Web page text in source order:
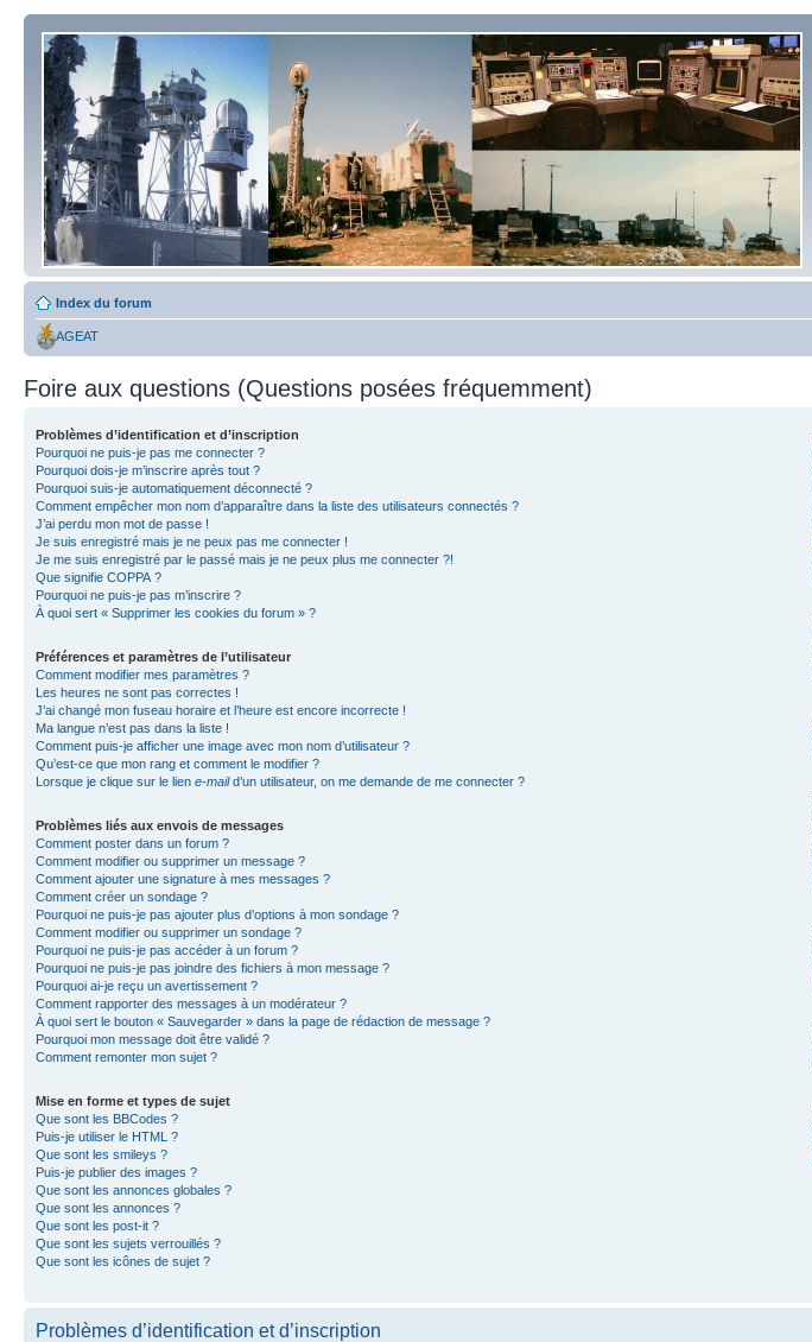
Index du forum
AGEAT
Foire aux questions (Questions posées fréquemment)
Problèmes d’identification et d’inscription
Pourquoi ne puis-je pas me connecter ?
Pourquoi dois-je m’inscrire après tout ?
Pourquoi suis-je automatiquement déconnecté ?
Comment empêcher mon nom d’apparaître dans la liste des utilisateurs connectés ?
J’ai perdu mon mot de passe !
Je suis enregistré mais je ne peux pas me connecter !
Je me suis enregistré par le passé mais je ne peux plus me connecter ?!
Que signifie COPPA ?
Pourquoi ne puis-je pas m’inscrire ?
À quoi sert « Supprimer les cookies du forum » ?
Préférences et paramètres de l’utilisateur
Comment modifier mes paramètres ?
Les heures ne sont pas correctes !
J’ai changé mon fuseau horaire et l’heure est encore incorrecte !
Ma langue n’est pas dans la liste !
Comment puis-je afficher une image avec mon nom d’utilisateur ?
Qu’est-ce que mon rang et comment le modifier ?
Lorsque je clique sur le lien e-maild’un utilisateur, on me demande de me connecter ?
Problèmes liés aux envois de messages
Comment poster dans un forum ?
Comment modifier ou supprimer un message ?
Comment ajouter une signature à mes messages ?
Comment créer un sondage ?
Pourquoi ne puis-je pas ajouter plus d’options à mon sondage ?
Comment modifier ou supprimer un sondage ?
Pourquoi ne puis-je pas accéder à un forum ?
Pourquoi ne puis-je pas joindre des fichiers à mon message ?
Pourquoi ai-je reçu un avertissement ?
Comment rapporter des messages à un modérateur ?
À quoi sert le bouton « Sauvegarder » dans la page de rédaction de message ?
Pourquoi mon message doit être validé ?
Comment remonter mon sujet ?
Mise en forme et types de sujet
Que sont les BBCodes ?
Puis-je utiliser le HTML ?
Que sont les smileys ?
Puis-je publier des images ?
Que sont les annonces globales ?
Que sont les annonces ?
Que sont les post-it ?
Que sont les sujets verrouillés ?
Que sont les icônes de sujet ?
Problèmes d’identification et d’inscription